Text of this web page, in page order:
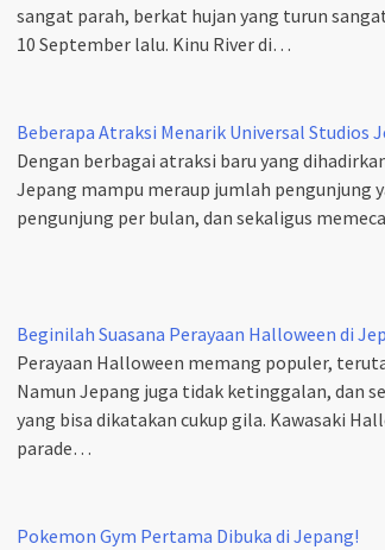
sangat parah, berkat hujan yang turun
10 September lalu. Kinu River di…
Beberapa Atraksi Menarik Universal Studios
Dengan berbagai atraksi baru yang
Jepang mampu meraup jumlah pengunjung
pengunjung per bulan, dan sekaligus
Beginilah Suasana Perayaan Halloween di
Perayaan Halloween memang populer,
Namun Jepang juga tidak ketinggalan, dan
yang bisa dikatakan cukup gila. Kawasaki
parade…
Pokemon Gym Pertama Dibuka di Jepang!